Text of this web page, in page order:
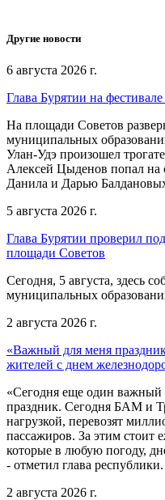
Другие новости
6 августа 2026 г.
Глава Бурятии на
На площади Советов
муниципальных
Улан-Удэ произошел
Алексей Цыденов попал на
Данила и Дарью
5 августа 2026 г.
Глава Бурятии проверил
площади Советов
Сегодня, 5 августа, здесь
муниципальных
2 августа 2026 г.
«Важный для меня
жителей с днем
«Сегодня еще один важный
праздник. Сегодня БАМ и
нагрузкой, перевозят
пассажиров. За этим стоит
которые в любую погоду,
- отметил глава республики.
2 августа 2026 г.